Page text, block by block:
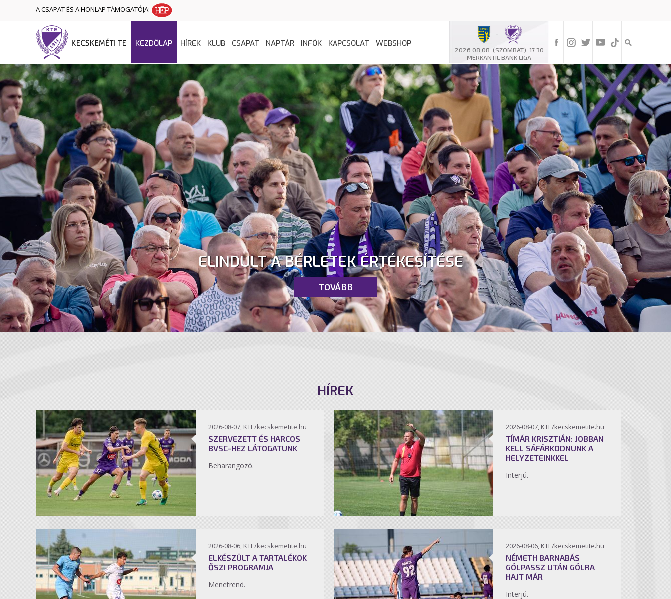
A CSAPAT ÉS A HONLAP TÁMOGATÓJA:
-
2026.08.08. (SZOMBAT), 17:30
MERKANTIL BANK LIGA
KEZDŐLAP HÍREK KLUB CSAPAT NAPTÁR INFÓK KAPCSOLAT WEBSHOP
ELINDULT A BÉRLETEK ÉRTÉKESÍTÉSE
TOVÁBB
HÍREK
2026-08-07, KTE/kecskemetite.hu
SZERVEZETT ÉS HARCOS
BVSC-HEZ LÁTOGATUNK
Beharangozó.
2026-08-07, KTE/kecskemetite.hu
TÍMÁR KRISZTIÁN: JOBBAN
KELL SÁFÁRKODNUNK A
HELYZETEINKKEL
Interjú.
2026-08-06, KTE/kecskemetite.hu
ELKÉSZÜLT A TARTALÉKOK
ŐSZI PROGRAMJA
Menetrend.
2026-08-06, KTE/kecskemetite.hu
NÉMETH BARNABÁS
GÓLPASSZ UTÁN GÓLRA
HAJT MÁR
Interjú.